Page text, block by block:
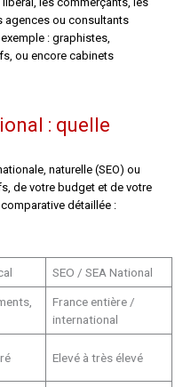
agences ou consultants
: graphistes,
ou encore cabinets
: quelle
naturelle (SEO) ou
de votre budget et de votre
détaillée :
SEO / SEA National
France entière /
international
Elevé à très élevé